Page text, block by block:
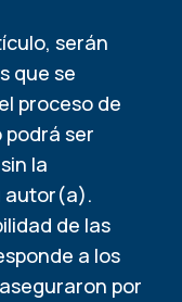
serán
que se
proceso de
ser
la
autor(a).
de las
a los
por